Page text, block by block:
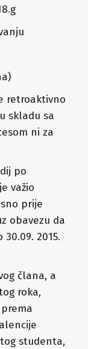
retroaktivno
skladu sa
ni za
po
važio
prije
obavezu da
2015.
člana, a
roka,
studenta,